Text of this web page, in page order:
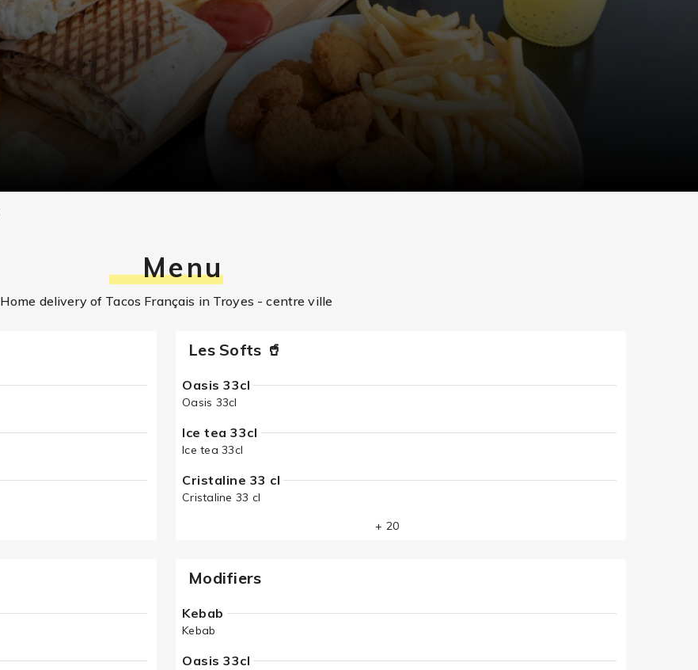
Menu
Home delivery of Tacos Français in Troyes - centre ville
Les Softs 🥤
Oasis 33cl
Oasis 33cl
Ice tea 33cl
Ice tea 33cl
Cristaline 33 cl
Cristaline 33 cl
+ 20
Modifiers
Kebab
Kebab
Oasis 33cl